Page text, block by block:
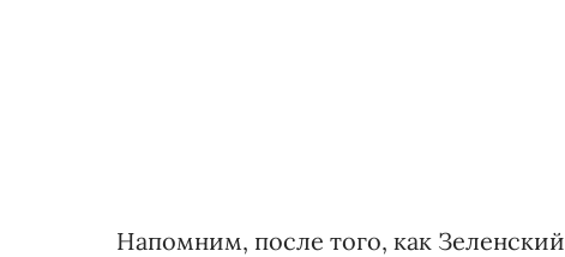
Напомним, после того, как Зеленский